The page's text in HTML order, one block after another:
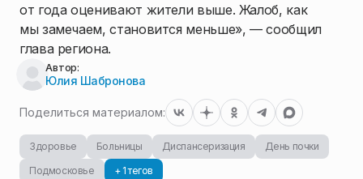
от года оценивают жители выше. Жалоб, как
мы замечаем, становится меньше», — сообщил
глава региона.
Автор:
Юлия Шабронова
Поделиться материалом:
Здоровье Больницы Диспансеризация
День почки
Подмосковье
+ 1 тегов